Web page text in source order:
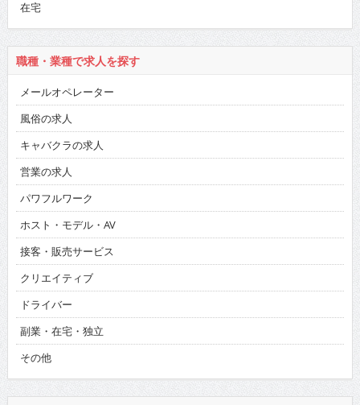
在宅
職種・業種で求人を探す
メールオペレーター
風俗の求人
キャバクラの求人
営業の求人
パワフルワーク
ホスト・モデル・AV
接客・販売サービス
クリエイティブ
ドライバー
副業・在宅・独立
その他